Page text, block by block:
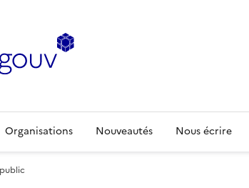
Organisations Nouveautés Nous écrire